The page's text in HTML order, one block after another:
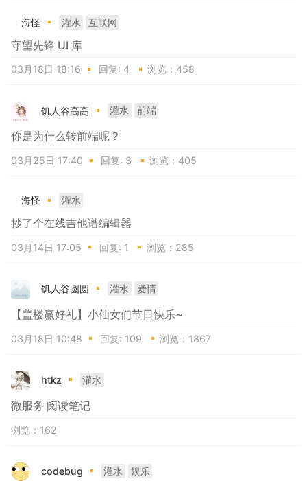
海怪 灌水 互联网
守望先锋 UI 库
03月18日 18:16 回复: 4 浏览：458
饥人谷高高 灌水 前端
你是为什么转前端呢？
03月25日 17:40 回复: 3 浏览：405
海怪 灌水
抄了个在线吉他谱编辑器
03月14日 17:05 回复: 1 浏览：285
饥人谷圆圆 灌水 爱情
【盖楼赢好礼】小仙女们节日快乐~
03月18日 10:48 回复: 109 浏览：1867
htkz 灌水
微服务 阅读笔记
浏览：162
codebug 灌水 娱乐